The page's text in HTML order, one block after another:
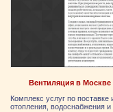
Вентиляция в Москве
Комплекс услуг по
отопления, водоснабжения